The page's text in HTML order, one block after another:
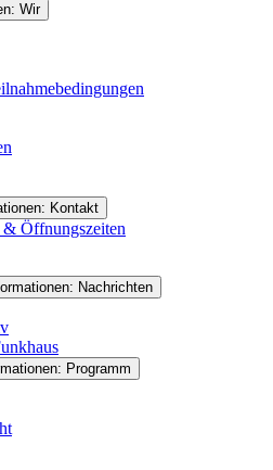
Wir
Kontakt
Öffnungszeiten
Nachrichten
Programm